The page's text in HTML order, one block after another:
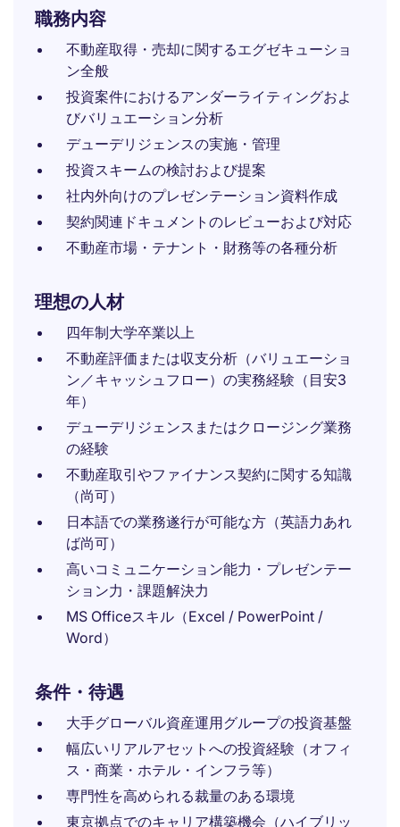
職務内容
不動産取得・売却に関するエグゼキューショ
ン全般
投資案件におけるアンダーライティングおよ
びバリュエーション分析
デューデリジェンスの実施・管理
投資スキームの検討および提案
社内外向けのプレゼンテーション資料作成
契約関連ドキュメントのレビューおよび対応
不動産市場・テナント・財務等の各種分析
理想の人材
四年制大学卒業以上
不動産評価または収支分析（バリュエーショ
ン／キャッシュフロー）の実務経験（目安3
年）
デューデリジェンスまたはクロージング業務
の経験
不動産取引やファイナンス契約に関する知識
（尚可）
日本語での業務遂行が可能な方（英語力あれ
ば尚可）
高いコミュニケーション能力・プレゼンテー
ション力・課題解決力
MS Officeスキル（Excel / PowerPoint /
Word）
条件・待遇
大手グローバル資産運用グループの投資基盤
幅広いリアルアセットへの投資経験（オフィ
ス・商業・ホテル・インフラ等）
専門性を高められる裁量のある環境
東京拠点でのキャリア構築機会（ハイブリッ